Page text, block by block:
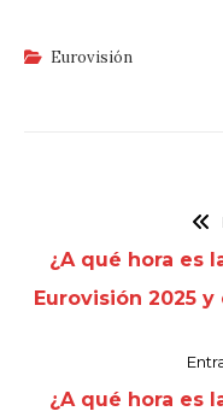
Eurovisión
¿A qué hora es
Eurovisión 2025
¿A qué hora es